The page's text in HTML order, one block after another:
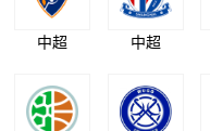
中超 中超